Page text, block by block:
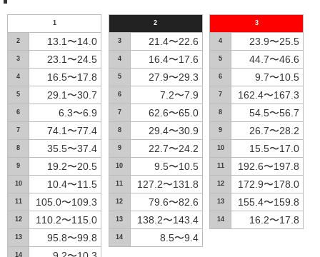
1
2 13.1〜14.0
3 23.1〜24.5
4 16.5〜17.8
5 29.1〜30.7
6 6.3〜6.9
7 74.1〜77.4
8 35.5〜37.4
9 19.2〜20.5
10 10.4〜11.5
11 105.0〜109.3
12 110.2〜115.0
13 95.8〜99.8
14
2
3 21.4〜22.6
4 16.4〜17.6
5 27.9〜29.3
6 7.2〜7.9
7 62.6〜65.0
8 29.4〜30.9
9 22.7〜24.2
10 9.5〜10.5
11 127.2〜131.8
12 79.6〜82.6
13 138.2〜143.4
14 8.5〜9.4
3
4 23.9〜25.5
5 44.7〜46.6
6 9.7〜10.5
7 162.4〜167.3
8 54.5〜56.7
9 26.7〜28.2
10 15.5〜17.0
11 192.6〜197.8
12 172.9〜178.0
13 155.4〜159.8
14 16.2〜17.8